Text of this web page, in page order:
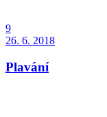
9
26. 6. 2018
Plavání